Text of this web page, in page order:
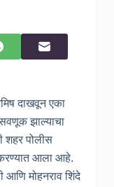
दाखवून एका
झाल्याचा
शहर पोलीस
करण्यात आला आहे.
आणि मोहनराव शिंदे